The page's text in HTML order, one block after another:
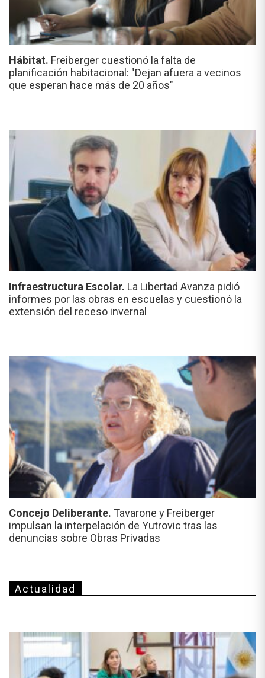
Hábitat. Freiberger cuestionó la falta de
planificación habitacional: "Dejan afuera a vecinos
que esperan hace más de 20 años"
Infraestructura Escolar. La Libertad Avanza pidió
informes por las obras en escuelas y cuestionó la
extensión del receso invernal
Concejo Deliberante. Tavarone y Freiberger
impulsan la interpelación de Yutrovic tras las
denuncias sobre Obras Privadas
Actualidad